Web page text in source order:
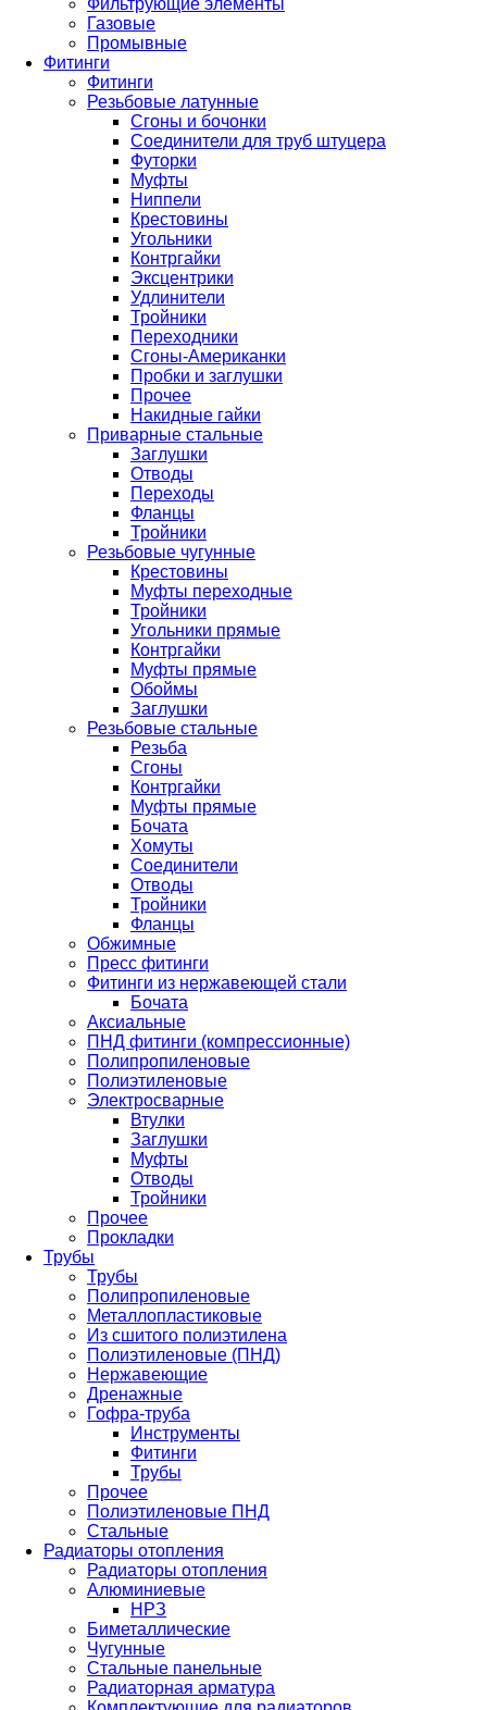
Фильтрующие элементы
Газовые
Промывные
Фитинги
Фитинги
Резьбовые латунные
Сгоны и бочонки
Соединители для труб штуцера
Футорки
Муфты
Ниппели
Крестовины
Угольники
Контргайки
Эксцентрики
Удлинители
Тройники
Переходники
Сгоны-Американки
Пробки и заглушки
Прочее
Накидные гайки
Приварные стальные
Заглушки
Отводы
Переходы
Фланцы
Тройники
Резьбовые чугунные
Крестовины
Муфты переходные
Тройники
Угольники прямые
Контргайки
Муфты прямые
Обоймы
Заглушки
Резьбовые стальные
Резьба
Сгоны
Контргайки
Муфты прямые
Бочата
Хомуты
Соединители
Отводы
Тройники
Фланцы
Обжимные
Пресс фитинги
Фитинги из нержавеющей стали
Бочата
Аксиальные
ПНД фитинги (компрессионные)
Полипропиленовые
Полиэтиленовые
Электросварные
Втулки
Заглушки
Муфты
Отводы
Тройники
Прочее
Прокладки
Трубы
Трубы
Полипропиленовые
Металлопластиковые
Из сшитого полиэтилена
Полиэтиленовые (ПНД)
Нержавеющие
Дренажные
Гофра-труба
Инструменты
Фитинги
Трубы
Прочее
Полиэтиленовые ПНД
Стальные
Радиаторы отопления
Радиаторы отопления
Алюминиевые
НРЗ
Биметаллические
Чугунные
Стальные панельные
Радиаторная арматура